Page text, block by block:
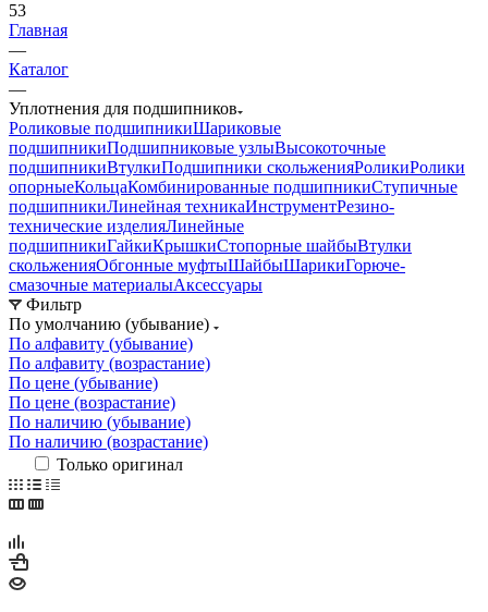
53
Главная
—
Каталог
—
Уплотнения для подшипников
Роликовые подшипникиШариковые
подшипникиПодшипниковые узлыВысокоточные
подшипникиВтулкиПодшипники скольженияРоликиРолики
опорныеКольцаКомбинированные подшипникиСтупичные
подшипникиЛинейная техникаИнструментРезино-
технические изделияЛинейные
подшипникиГайкиКрышкиСтопорные шайбыВтулки
скольженияОбгонные муфтыШайбыШарикиГорюче-
смазочные материалыАксессуары
Фильтр
По умолчанию (убывание)
По алфавиту (убывание)
По алфавиту (возрастание)
По цене (убывание)
По цене (возрастание)
По наличию (убывание)
По наличию (возрастание)
Только оригинал